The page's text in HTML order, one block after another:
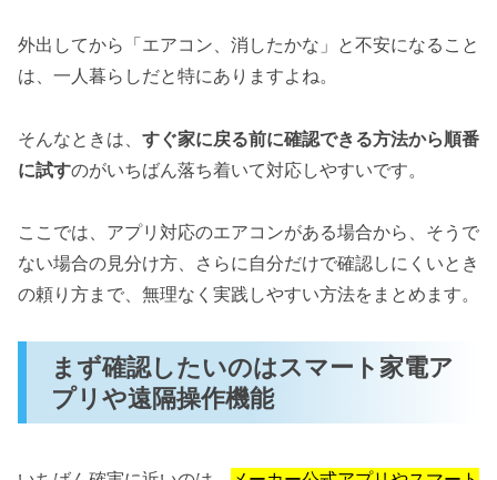
外出してから「エアコン、消したかな」と不安になること
は、一人暮らしだと特にありますよね。
そんなときは、 すぐ家に戻る前に確認できる方法から順番
に試すのがいちばん落ち着いて対応しやすいです。
ここでは、アプリ対応のエアコンがある場合から、そうで
ない場合の見分け方、さらに自分だけで確認しにくいとき
の頼り方まで、無理なく実践しやすい方法をまとめます。
まず確認したいのはスマート家電ア
プリや遠隔操作機能